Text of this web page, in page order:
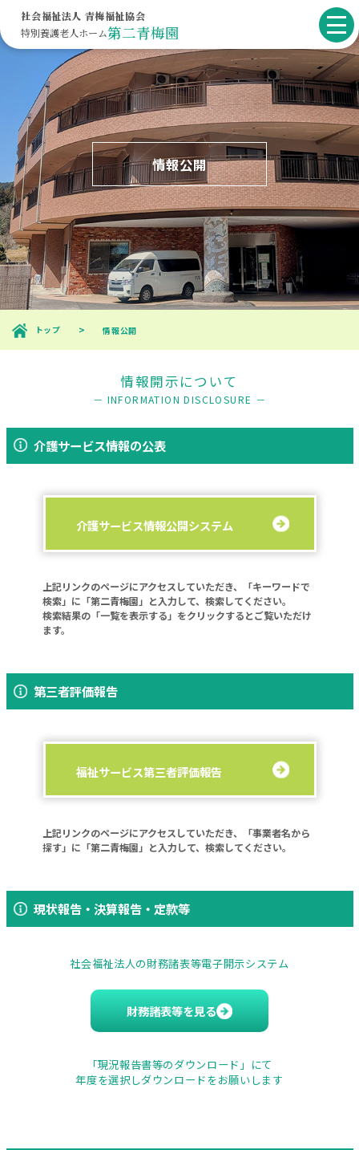
社会福祉法人 青梅福祉協会
特別養護老人ホーム第二青梅園
情報公開
トップ 情報公開
情報開示について
－ INFORMATION DISCLOSURE －
介護サービス情報の公表
介護サービス情報公開システム
上記リンクのページにアクセスしていただき、「キーワードで
検索」に「第二青梅園」と入力して、検索してください。
検索結果の「一覧を表示する」をクリックするとご覧いただけ
ます。
第三者評価報告
福祉サービス第三者評価報告
上記リンクのページにアクセスしていただき、「事業者名から
探す」に「第二青梅園」と入力して、検索してください。
現状報告・決算報告・定款等
社会福祉法人の財務諸表等電子開示システム
財務諸表等を見る
「現況報告書等のダウンロード」にて
年度を選択しダウンロードをお願いします